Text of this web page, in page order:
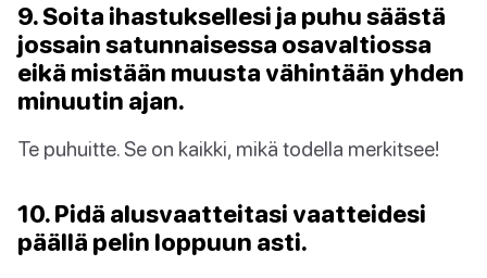
9. Soita ihastuksellesi ja puhu säästä
jossain satunnaisessa osavaltiossa
eikä mistään muusta vähintään yhden
minuutin ajan.
Te puhuitte. Se on kaikki, mikä todella merkitsee!
10. Pidä alusvaatteitasi vaatteidesi
päällä pelin loppuun asti.